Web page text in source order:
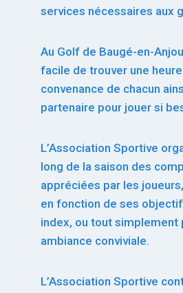
services nécessaires aux
Au Golf de Baugé-en-
facile de trouver une
convenance de chacun
partenaire pour jouer si
L’Association Sportive
long de la saison des
appréciées par les
en fonction de ses
index, ou tout simplement
ambiance conviviale.
L’Association Sportive